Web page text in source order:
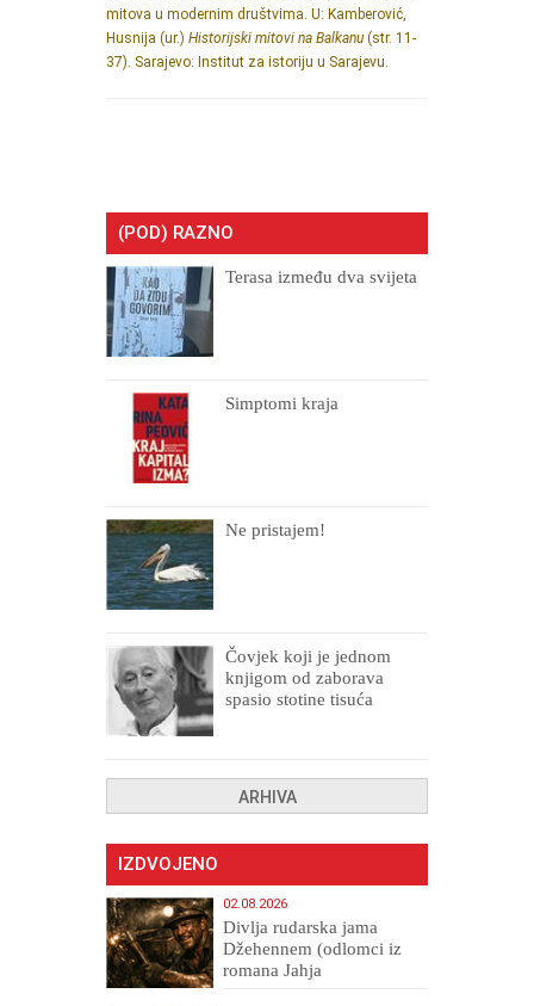
mitova u modernim društvima. U: Kamberović,
Husnija (ur.) Historijski mitovi na Balkanu (str. 11-
37). Sarajevo: Institut za istoriju u Sarajevu.
(POD) RAZNO
Terasa između dva svijeta
Simptomi kraja
Ne pristajem!
Čovjek koji je jednom
knjigom od zaborava
spasio stotine tisuća
ARHIVA
IZDVOJENO
02.08.2026
Divlja rudarska jama
Džehennem (odlomci iz
romana Jahja